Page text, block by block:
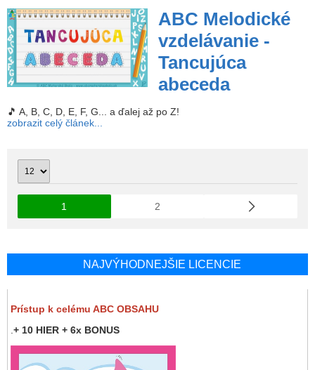
NAJVÝHODNEJŠIE LICENCIE
Prístup k celému ABC OBSAHU
+ 10 HIER + 6x BONUS
ABC Melodické
vzdelávanie -
Tancujúca
abeceda
🎵 A, B, C, D, E, F, G... a ďalej až po Z!
zobrazit celý článek...
1 2